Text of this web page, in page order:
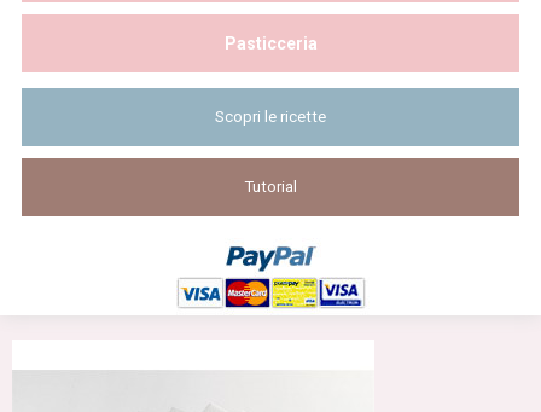
Pasticceria
Scopri le ricette
Tutorial